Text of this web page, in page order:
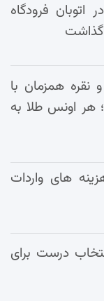
اتوبان فرودگاه
همزمان با
هر اونس طلا به
های واردات
درست برای